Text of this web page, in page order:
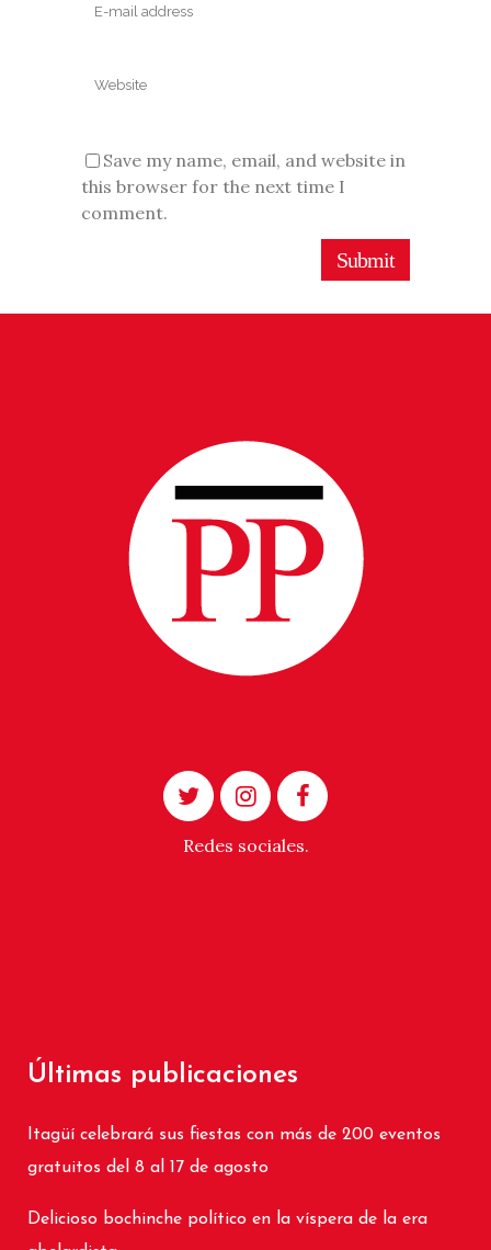
Save my name, email, and website in
this browser for the next time I
comment.
Redes sociales.
Últimas publicaciones
Itagüí celebrará sus fiestas con más de 200 eventos
gratuitos del 8 al 17 de agosto
Delicioso bochinche político en la víspera de la era